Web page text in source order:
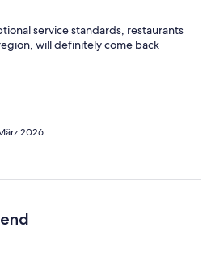
service standards, restaurants
will definitely come back
2026